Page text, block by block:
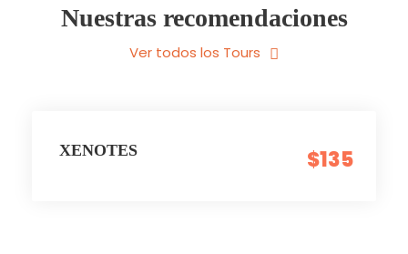
Nuestras recomendaciones
Ver todos los Tours
XENOTES $135